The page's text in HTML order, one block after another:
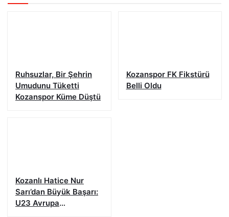
Ruhsuzlar, Bir Şehrin
Umudunu Tüketti
Kozanspor Küme Düştü
Kozanspor FK Fikstürü
Belli Oldu
Kozanlı Hatice Nur
Sarı’dan Büyük Başarı:
U23 Avrupa